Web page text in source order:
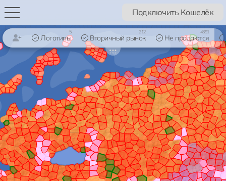
Подключить Кошелёк
Логотипы
5
Вторичный рынок
212
Не продаются
4391